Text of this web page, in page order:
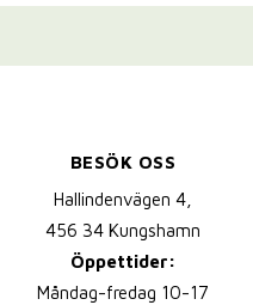
BESÖK OSS
Hallindenvägen 4,
456 34 Kungshamn
Öppettider:
Måndag-fredag 10-17